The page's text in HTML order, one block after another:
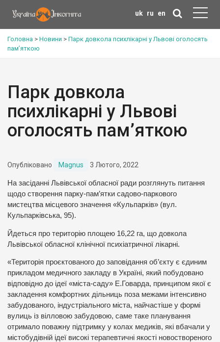
uk ru en
Головна > Новини > Парк довкола психлікарні у Львові оголосять
пам’яткою
Парк довкола
психлікарні у Львові
оголосять пам’яткою
Опубліковано Magnus 3 Лютого, 2022
На засіданні Львівської обласної ради розглянуть питання
щодо створення парку-пам’ятки садово-паркового
мистецтва місцевого значення «Кульпарків» (вул.
Кульпарківська, 95).
Йдеться про територію площею 16,22 га, що довкола
Львівської обласної клінічної психіатричної лікарні.
«Територія проєктованого до заповідання об’єкту є єдиним
прикладом медичного закладу в Україні, який побудовано
відповідно до ідеї «міста-саду» Е.Говарда, принципом якої є
закладення комфортних дільниць поза межами інтенсивно
забудованого, індустріального міста, найчастіше у формі
вулиць із вілловою забудовою, саме таке планування
отримало поважну підтримку у колах медиків, які вбачали у
містобудівній ідеї високі терапевтичні якості новоствореного